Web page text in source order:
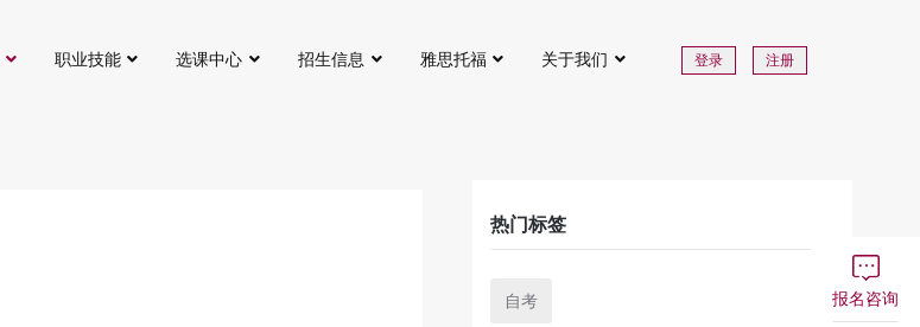
职业技能 选课中心 招生信息 雅思托福 关于我们 登录 注册
热门标签
自考 报名咨询